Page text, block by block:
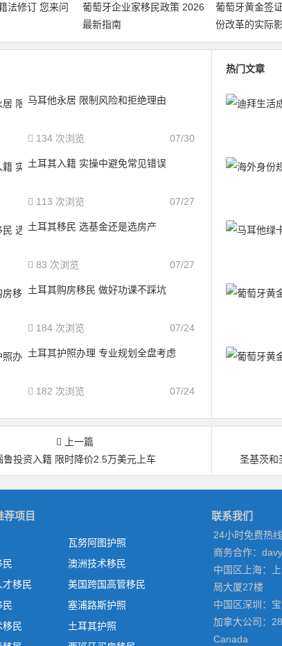
法修订 您来问
葡萄牙企业家移民政策 2026
最新指南
葡萄牙黄金签
份改革的实际
马耳他永居 限制风险和拒绝理由
07/30
134 次浏览
土耳其入籍 实操中避免常见错误
07/27
113 次浏览
土耳其移民 选基金还是选房产
07/27
83 次浏览
土耳其购房移民 做好功课不踩坑
07/24
184 次浏览
土耳其护照办理 专业规划全盘考虑
07/24
182 次浏览
热门文章
上一篇
鲁投资入籍 限时降价2.5万美元上车
圣基茨和
荐项目
民
才移民
民
移民
瓦努阿图护照
澳洲技术移民
美国跨国高管移民
塞浦路斯护照
土耳其护照
联系我们
24小时免费热
商务合作：
中国区上海：
局大厦27楼
中国区深圳：
加拿大公司：
Canada